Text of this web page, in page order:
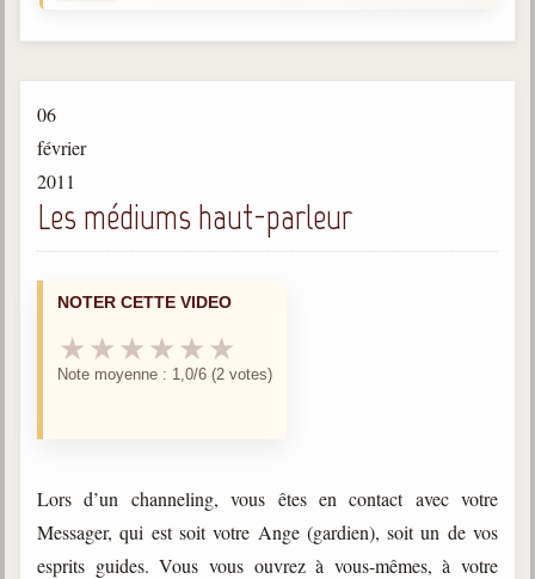
1910-2002
1927-2025
Bibliothèque
Ouvrages
Bibliothèque spirite
trimestrielles
06
février
2011
Les médiums haut-parleur
NOTER CETTE VIDEO
★ ★ ★ ★ ★ ★
Note moyenne : 1,0/6 (2 votes)
Lors d’un channeling, vous êtes en contact avec votre
Messager, qui est soit votre Ange (gardien), soit un de vos
esprits guides. Vous vous ouvrez à vous-mêmes, à votre